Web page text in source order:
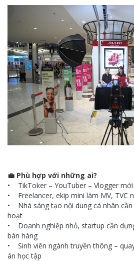
💼 Phù hợp với những ai?
• TikToker – YouTuber – Vlogger
• Freelancer, ekip mini làm MV, TVC
• Nhà sáng tạo nội dung cá nhân
hoạt
• Doanh nghiệp nhỏ, startup cần
bán hàng
• Sinh viên ngành truyền thông –
án học tập